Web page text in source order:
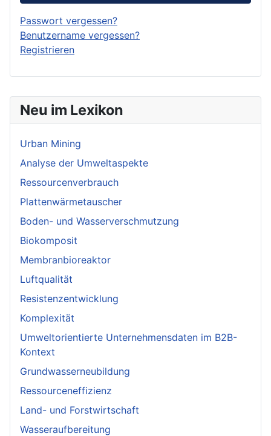
Neu im Lexikon
Urban Mining
Analyse der Umweltaspekte
Ressourcenverbrauch
Plattenwärmetauscher
Boden- und Wasserverschmutzung
Biokomposit
Membranbioreaktor
Luftqualität
Resistenzentwicklung
Komplexität
Umweltorientierte Unternehmensdaten im B2B-
Kontext
Grundwasserneubildung
Ressourceneffizienz
Land- und Forstwirtschaft
Wasseraufbereitung
Passwort vergessen?
Benutzername vergessen?
Registrieren